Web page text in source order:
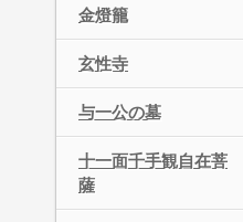
金燈籠
玄性寺
与一公の墓
十一面千手観自在菩
薩